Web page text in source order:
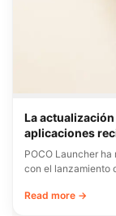
La
aplicaciones
POCO Launcher
con el lanzamiento
Read more →